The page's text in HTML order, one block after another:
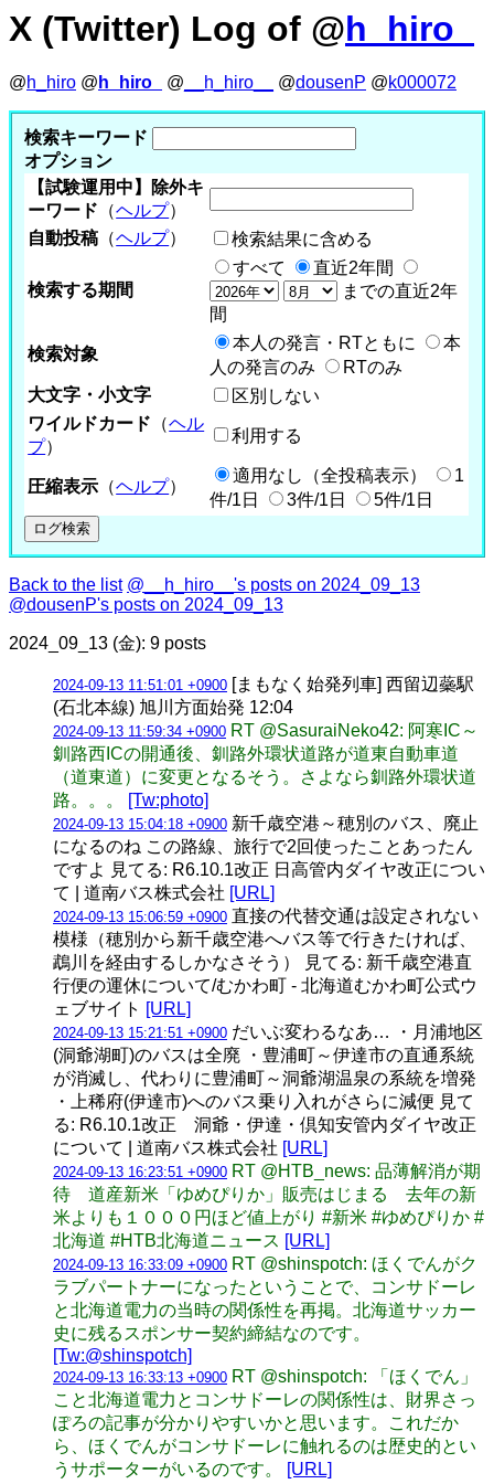
X (Twitter) Log of @h_hiro_
@h_hiro @ h_hiro_ @ __h_hiro__ @dousenP @k000072
検索キーワード
オプション
【試験運用中】除外キ
ーワード （ヘルプ）
自動投稿 （ヘルプ） 検索結果に含める
検索する期間
すべて
直近2年間
までの直近2年
間
検索対象
本人の発言・RTともに
本
人の発言のみ
RTのみ
大文字・小文字
区別しない
ワイルドカード （ヘル
プ）
利用する
圧縮表示 （ヘルプ）
適用なし（全投稿表示）
1
件/1日
3件/1日 5件/1日
Back to the list @__h_hiro__'s posts on 2024_09_13
@dousenP's posts on 2024_09_13
2024_09_13 (金): 9 posts
2024-09-13 11:51:01 +0900 [まもなく始発列車] 西留辺蘂駅
(石北本線) 旭川方面始発 12:04
2024-09-13 11:59:34 +0900 RT @SasuraiNeko42: 阿寒IC～
釧路西ICの開通後、釧路外環状道路が道東自動車道
（道東道）に変更となるそう。さよなら釧路外環状道
路。。。
[Tw:photo]
2024-09-13 15:04:18 +0900 新千歳空港～穂別のバス、廃止
になるのね この路線、旅行で2回使ったことあったん
ですよ 見てる: R6.10.1改正 日高管内ダイヤ改正につい
て | 道南バス株式会社 [URL]
2024-09-13 15:06:59 +0900 直接の代替交通は設定されない
模様（穂別から新千歳空港へバス等で行きたければ、
鵡川を経由するしかなさそう） 見てる: 新千歳空港直
行便の運休について/むかわ町 - 北海道むかわ町公式ウ
ェブサイト [URL]
2024-09-13 15:21:51 +0900 だいぶ変わるなあ… ・月浦地区
(洞爺湖町)のバスは全廃 ・豊浦町～伊達市の直通系統
が消滅し、代わりに豊浦町～洞爺湖温泉の系統を増発
・上稀府(伊達市)へのバス乗り入れがさらに減便 見て
る: R6.10.1改正 洞爺・伊達・倶知安管内ダイヤ改正
について | 道南バス株式会社 [URL]
2024-09-13 16:23:51 +0900 RT @HTB_news: 品薄解消が期
待 道産新米「ゆめぴりか」販売はじまる 去年の新
米よりも１０００円ほど値上がり #新米 #ゆめぴりか #
北海道 #HTB北海道ニュース [URL]
2024-09-13 16:33:09 +0900 RT @shinspotch: ほくでんがク
ラブパートナーになったということで、コンサドーレ
と北海道電力の当時の関係性を再掲。北海道サッカー
史に残るスポンサー契約締結なのです。
[Tw:@shinspotch]
2024-09-13 16:33:13 +0900 RT @shinspotch: 「ほくでん」
こと北海道電力とコンサドーレの関係性は、財界さっ
ぽろの記事が分かりやすいかと思います。これだか
ら、ほくでんがコンサドーレに触れるのは歴史的とい
うサポーターがいるのです。
[URL]